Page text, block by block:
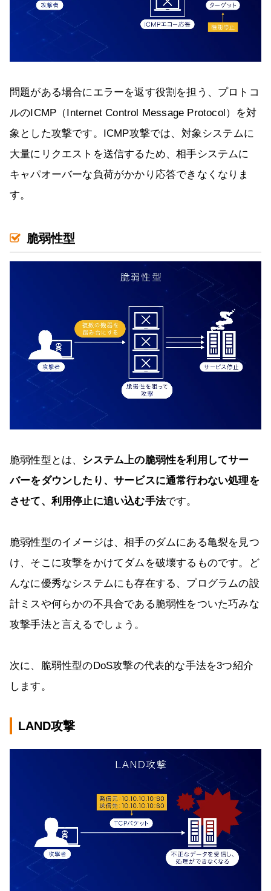
問題がある場合にエラーを返す役割を担う、プロトコ
ルのICMP（Internet Control Message Protocol）を対
象とした攻撃です。ICMP攻撃では、対象システムに
大量にリクエストを送信するため、相手システムに
キャパオーバーな負荷がかかり応答できなくなりま
す。
脆弱性型
脆弱性型とは、 システム上の脆弱性を利用してサー
バーをダウンしたり、サービスに通常行わない処理を
させて、利用停止に追い込む手法です。
脆弱性型のイメージは、相手のダムにある亀裂を見つ
け、そこに攻撃をかけてダムを破壊するものです。ど
んなに優秀なシステムにも存在する、プログラムの設
計ミスや何らかの不具合である脆弱性をついた巧みな
攻撃手法と言えるでしょう。
次に、脆弱性型のDoS攻撃の代表的な手法を3つ紹介
します。
LAND攻撃